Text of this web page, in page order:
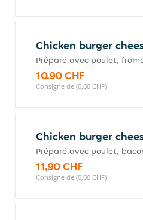
Chicken burger
Préparé avec poulet,
10,90 CHF
Consigne de (0,00 CHF)
Chicken burger
Préparé avec poulet,
11,90 CHF
Consigne de (0,00 CHF)